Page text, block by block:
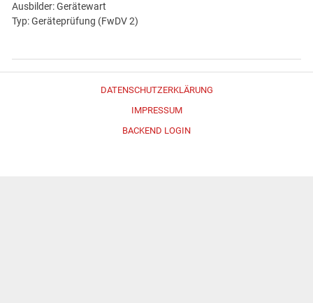
Ausbilder: Gerätewart
Typ: Geräteprüfung (FwDV 2)
DATENSCHUTZERKLÄRUNG
IMPRESSUM
BACKEND LOGIN